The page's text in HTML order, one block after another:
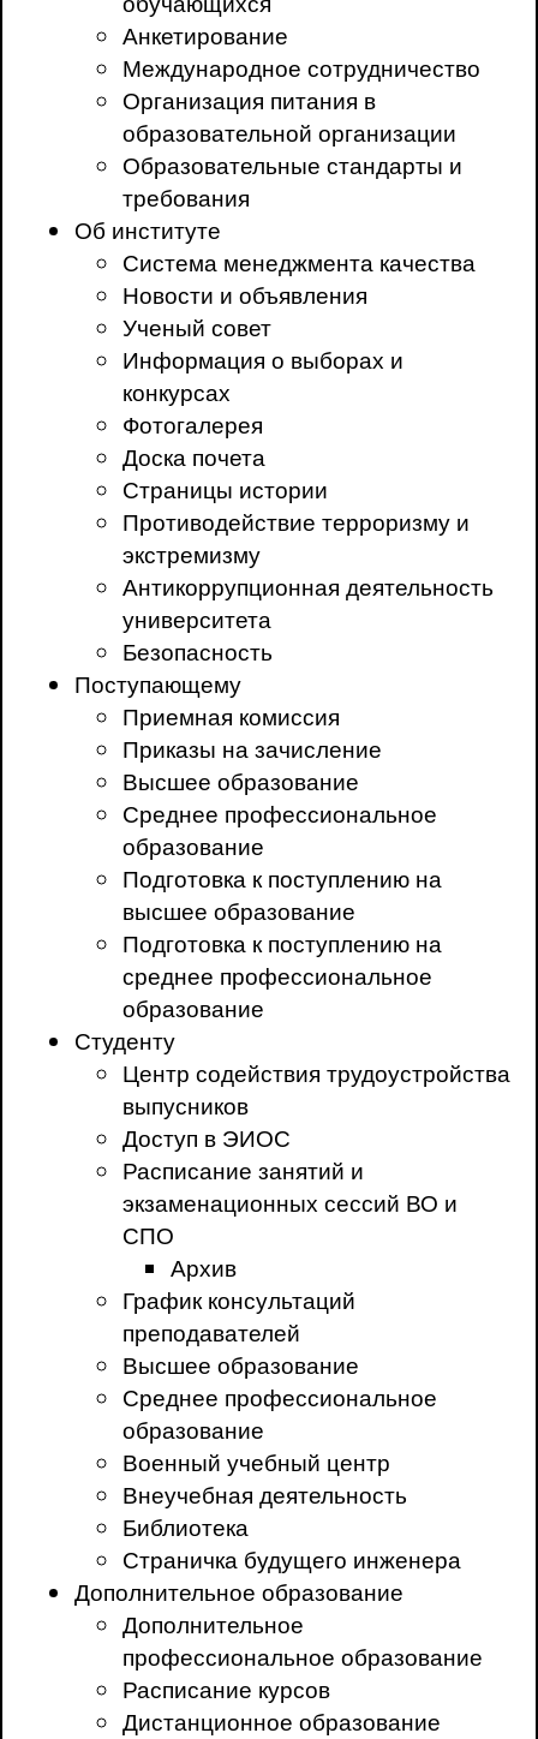
Анкетирование
Международное сотрудничество
Организация питания в
образовательной организации
Образовательные стандарты и
требования
Об институте
Система менеджмента качества
Новости и объявления
Ученый совет
Информация о выборах и
конкурсах
Фотогалерея
Доска почета
Страницы истории
Противодействие терроризму и
экстремизму
Антикоррупционная деятельность
университета
Безопасность
Поступающему
Приемная комиссия
Приказы на зачисление
Высшее образование
Среднее профессиональное
образование
Подготовка к поступлению на
высшее образование
Подготовка к поступлению на
среднее профессиональное
образование
Студенту
Центр содействия трудоустройства
выпусников
Доступ в ЭИОС
Расписание занятий и
экзаменационных сессий ВО и
СПО
Архив
График консультаций
преподавателей
Высшее образование
Среднее профессиональное
образование
Военный учебный центр
Внеучебная деятельность
Библиотека
Страничка будущего инженера
Дополнительное образование
Дополнительное
профессиональное образование
Расписание курсов
Дистанционное образование